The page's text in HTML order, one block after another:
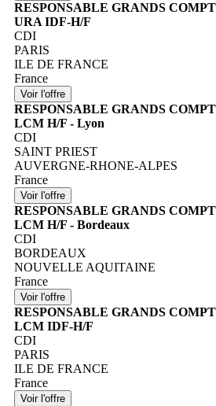
RESPONSABLE GRANDS
URA IDF-H/F
CDI
PARIS
ILE DE FRANCE
France
RESPONSABLE GRANDS
LCM H/F - Lyon
CDI
SAINT PRIEST
AUVERGNE-RHONE-ALPES
France
RESPONSABLE GRANDS
LCM H/F - Bordeaux
CDI
BORDEAUX
NOUVELLE AQUITAINE
France
RESPONSABLE GRANDS
LCM IDF-H/F
CDI
PARIS
ILE DE FRANCE
France